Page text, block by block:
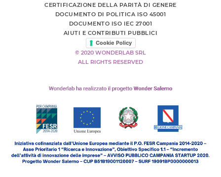
CERTIFICAZIONE DELLA PARITÀ DI GENERE
DOCUMENTO DI POLITICA ISO 45001
DOCUMENTO ISO IEC 27001
AIUTI E CONTRIBUTI PUBBLICI
Cookie Policy
© 2020 WONDERLAB SRL
ALL RIGHTS RESERVED